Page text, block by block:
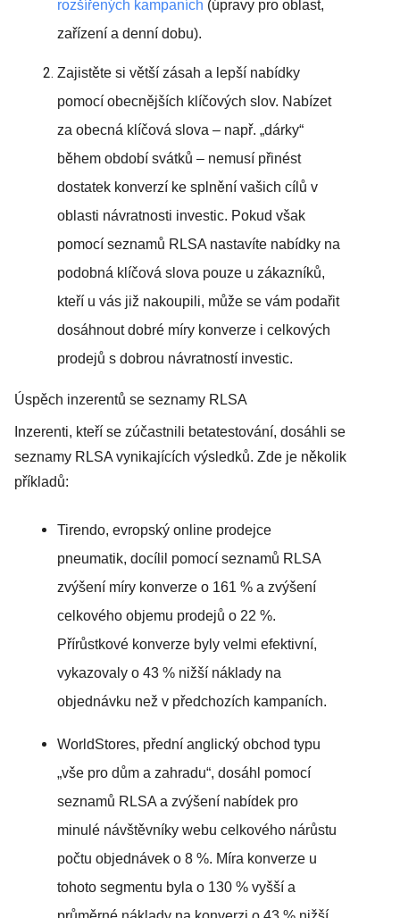
rozšířených kampaních (úpravy pro oblast,
zařízení a denní dobu).
Zajistěte si větší zásah a lepší nabídky
pomocí obecnějších klíčových slov. Nabízet
za obecná klíčová slova – např. „dárky“
během období svátků – nemusí přinést
dostatek konverzí ke splnění vašich cílů v
oblasti návratnosti investic. Pokud však
pomocí seznamů RLSA nastavíte nabídky na
podobná klíčová slova pouze u zákazníků,
kteří u vás již nakoupili, může se vám podařit
dosáhnout dobré míry konverze i celkových
prodejů s dobrou návratností investic.
Úspěch inzerentů se seznamy RLSA
Inzerenti, kteří se zúčastnili betatestování, dosáhli se
seznamy RLSA vynikajících výsledků. Zde je několik
příkladů:
Tirendo, evropský online prodejce
pneumatik, docílil pomocí seznamů RLSA
zvýšení míry konverze o 161 % a zvýšení
celkového objemu prodejů o 22 %.
Přírůstkové konverze byly velmi efektivní,
vykazovaly o 43 % nižší náklady na
objednávku než v předchozích kampaních.
WorldStores, přední anglický obchod typu
„vše pro dům a zahradu“, dosáhl pomocí
seznamů RLSA a zvýšení nabídek pro
minulé návštěvníky webu celkového nárůstu
počtu objednávek o 8 %. Míra konverze u
tohoto segmentu byla o 130 % vyšší a